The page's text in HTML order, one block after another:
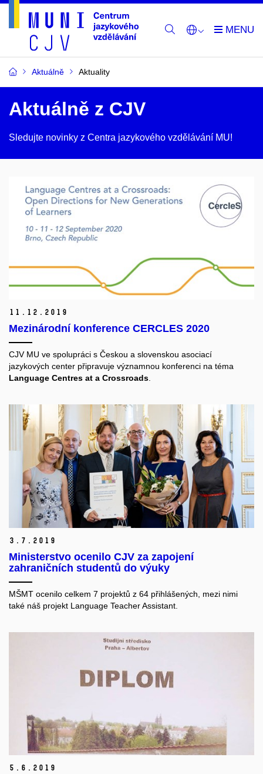
Aktuálně Aktuality
Aktuálně z CJV
Sledujte novinky z Centra jazykového vzdělávání MU!
11. 12. 2019
Mezinárodní konference CERCLES 2020
CJV MU ve spolupráci s Českou a slovenskou asociací
jazykových center připravuje významnou konferenci na téma
Language Centres at a Crossroads.
3. 7. 2019
Ministerstvo ocenilo CJV za zapojení
zahraničních studentů do výuky
MŠMT ocenilo celkem 7 projektů z 64 přihlášených, mezi nimi
také náš projekt Language Teacher Assistant.
5. 6. 2019